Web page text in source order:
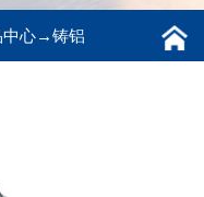
中心→铸铝